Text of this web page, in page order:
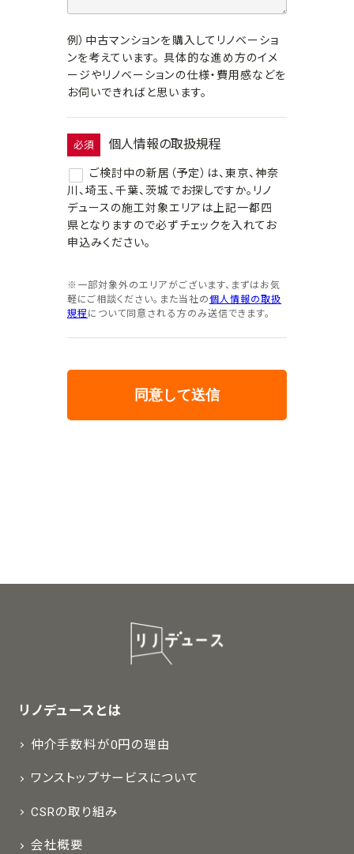
例）中古マンションを購入してリノベーショ
ンを考えています。 具体的な進め方のイメ
ージやリノベーションの仕様・費用感などを
お伺いできればと思います。
必須 個人情報の取扱規程
ご検討中の新居（予定）は、東京、神奈
川、埼玉、千葉、茨城でお探しですか。リノ
デュースの施工対象エリアは上記一都四
県となりますので必ずチェックを入れてお
申込みください。
※一部対象外のエリアがございます、まずはお気
軽にご相談ください。また当社の個人情報の取扱
規程 について同意される方のみ送信できます。
リノデュースとは
仲介手数料が0円の理由
ワンストップサービスについて
CSRの取り組み
会社概要